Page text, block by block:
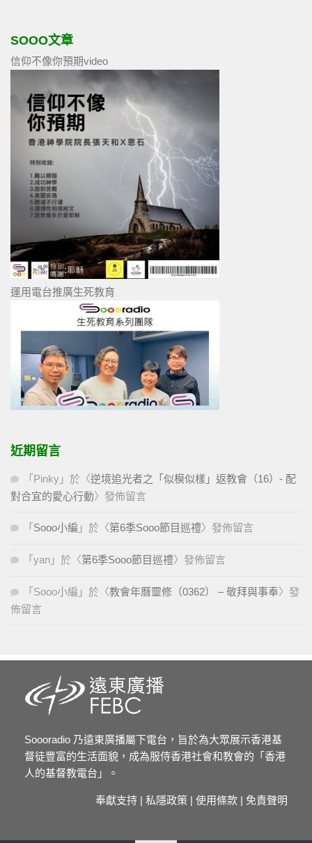
SOOO文章
信仰不像你預期video
運用電台推廣生死教育
近期留言
「 Pinky 」於〈逆境追光者之「似模似樣」返教會（16）- 配
對合宜的愛心行動〉發佈留言
「 Sooo小編 」於〈第6季Sooo節目巡禮〉發佈留言
「 yan 」於〈第6季Sooo節目巡禮〉發佈留言
「 Sooo小編 」於〈教會年曆靈修（0362） – 敬拜與事奉〉發
佈留言
Soooradio 乃遠東廣播屬下電台，旨於為大眾展示香港基
督徒豐富的生活面貌，成為服侍香港社會和教會的「香港
人的基督教電台」。
奉獻支持 | 私隱政策 | 使用條款 | 免責聲明